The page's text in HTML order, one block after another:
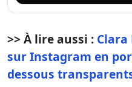
>> À lire aussi :
sur Instagram en
dessous